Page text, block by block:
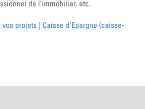
de l’immobilier, etc.
vos projets | Caisse d'Epargne (caisse-